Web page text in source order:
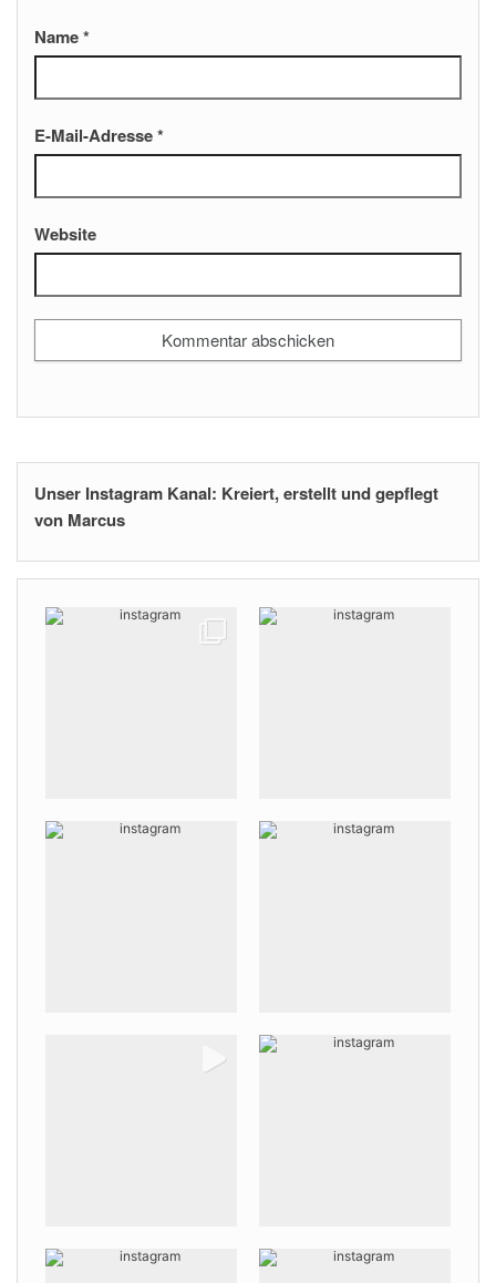
Name*
E-Mail-Adresse*
Website
Unser Instagram Kanal: Kreiert, erstellt und gepflegt
von Marcus